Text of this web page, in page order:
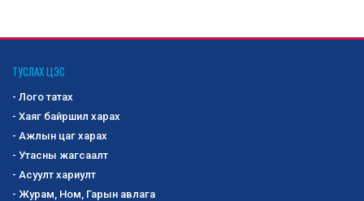
ТУСЛАХ ЦЭС
- Лого татах
- Хаяг байршил харах
- Ажлын цаг харах
- Утасны жагсаалт
- Асуулт хариулт
- Журам, Ном, Гарын авлага